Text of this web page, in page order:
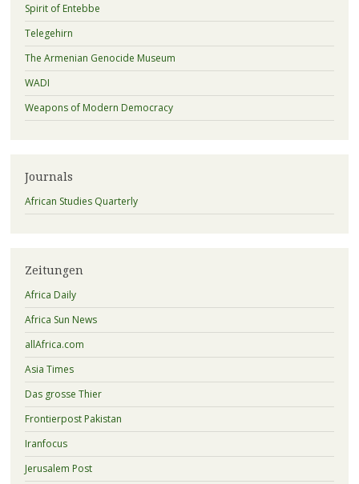
Spirit of Entebbe
Telegehirn
The Armenian Genocide Museum
WADI
Weapons of Modern Democracy
Journals
African Studies Quarterly
Zeitungen
Africa Daily
Africa Sun News
allAfrica.com
Asia Times
Das grosse Thier
Frontierpost Pakistan
Iranfocus
Jerusalem Post